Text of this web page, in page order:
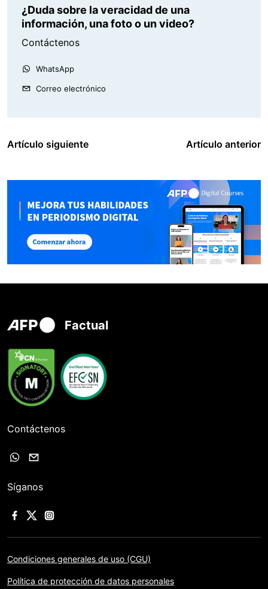
¿Duda sobre la veracidad de una
información, una foto o un video?
Contáctenos
WhatsApp
Correo electrónico
Artículo siguiente Artículo anterior
Factual
Contáctenos
Síganos
Condiciones generales de uso (CGU)
Política de protección de datos personales